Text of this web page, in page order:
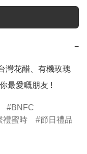
−
灣花醋、有機玫瑰
最愛嘅朋友 !
BNFC
禮蜜時
節日禮品